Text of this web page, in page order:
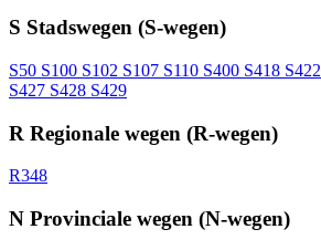
S Stadswegen (S-wegen)
S50 S100 S102 S107 S110 S400 S418 S422
S427 S428 S429
R Regionale wegen (R-wegen)
R348
N Provinciale wegen (N-wegen)